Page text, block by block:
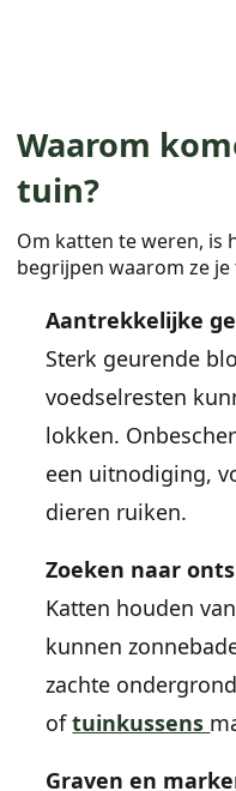
Waarom
tuin?
Om katten te weren, is
begrijpen waarom ze
Aantrekkelijke
Sterk geurende
voedselresten
lokken.
een uitnodiging,
dieren ruiken.
Zoeken naar
Katten houden
kunnen
zachte
oftuinkussens
Graven en